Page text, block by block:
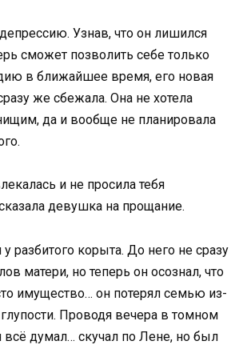
Узнав, что он лишился
сможет позволить себе только
в ближайшее время, его новая
же сбежала. Она не хотела
да и вообще не планировала
и не просила тебя
девушка на прощание.
разбитого корыта. До него не сразу
матери, но теперь он осознал, что
имущество… он потерял семью из-
Проводя вечера в томном
всё думал… скучал по Лене, но был